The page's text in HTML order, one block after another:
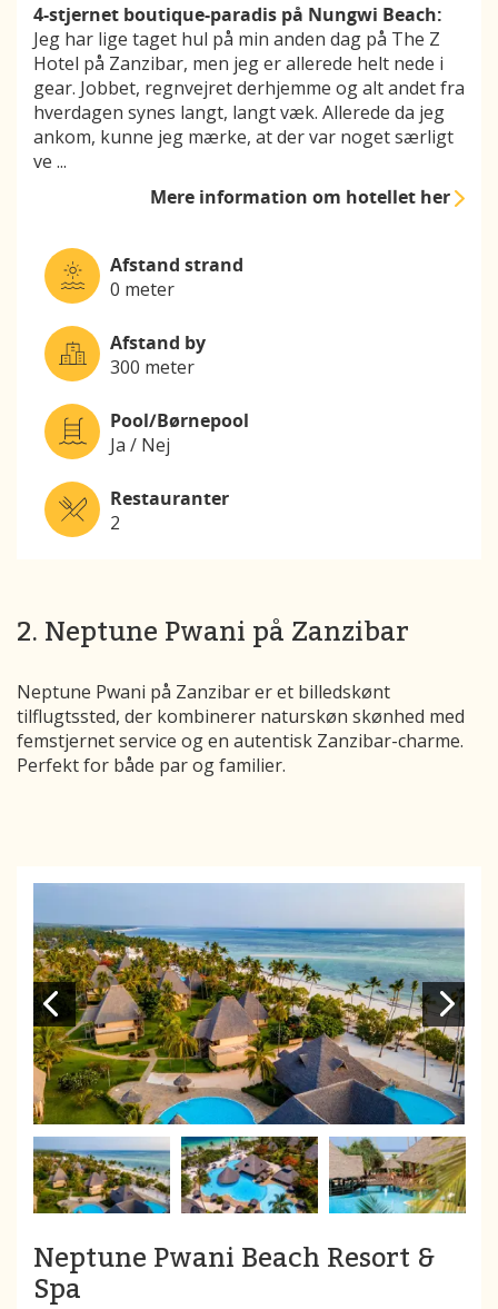
4-stjernet boutique-paradis på Nungwi Beach:
Jeg har lige taget hul på min anden dag på The Z
Hotel på Zanzibar, men jeg er allerede helt nede i
gear. Jobbet, regnvejret derhjemme og alt andet fra
hverdagen synes langt, langt væk. Allerede da jeg
ankom, kunne jeg mærke, at der var noget særligt
ve ...
Mere informationom hotellet her
Afstand strand
0 meter
Afstand by
300 meter
Pool/Børnepool
Ja / Nej
Restauranter
2
2. Neptune Pwani på Zanzibar
Neptune Pwani på Zanzibar er et billedskønt
tilflugtssted, der kombinerer naturskøn skønhed med
femstjernet service og en autentisk Zanzibar-charme.
Perfekt for både par og familier.
Neptune Pwani Beach Resort &
Spa